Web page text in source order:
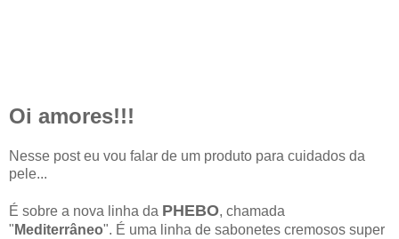
Oi amores!!!
Nesse post eu vou falar de um produto para cuidados da
pele...
É sobre a nova linha da PHEBO, chamada
" Mediterrâneo". É uma linha de sabonetes cremosos super